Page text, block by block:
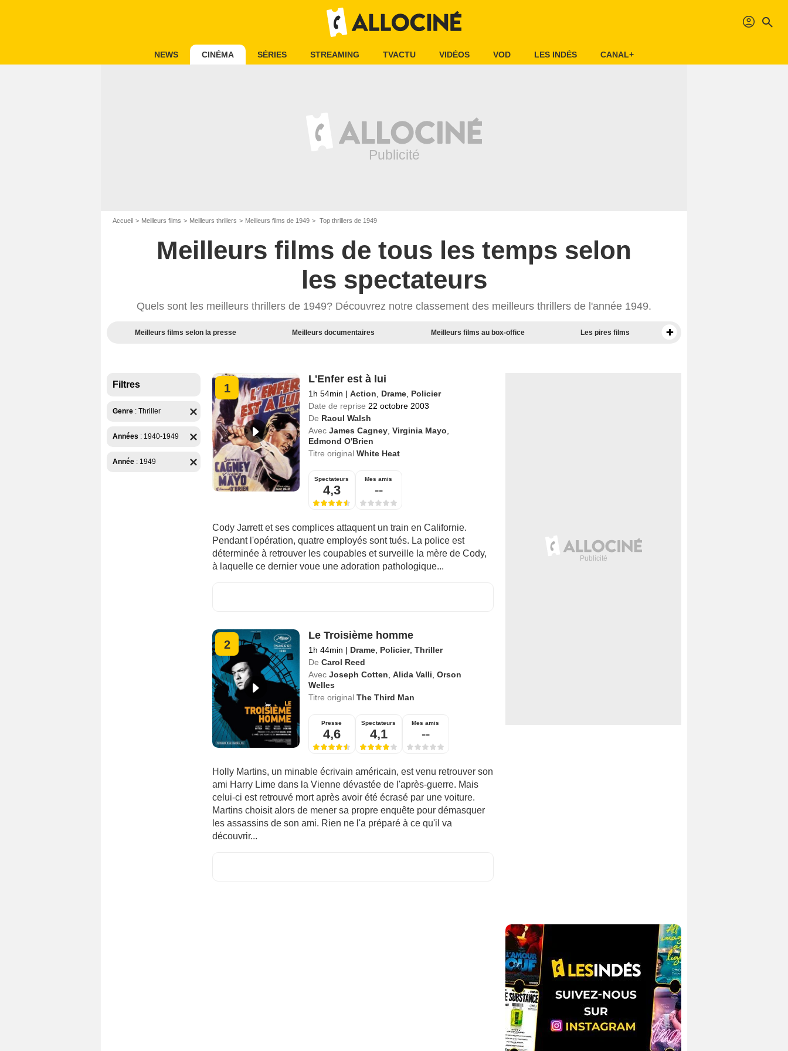
profil search
NEWS CINÉMA SÉRIES STREAMING TVACTU VIDÉOS VOD LES INDÉS CANAL+
Accueil Meilleurs films Meilleurs thrillers Meilleurs films de 1949 Top thrillers de 1949
Meilleurs films de tous les temps selon
les spectateurs
Quels sont les meilleurs thrillers de 1949? Découvrez notre classement des meilleurs thrillers de l'année 1949.
Meilleurs films selon la presse Meilleurs documentaires Meilleurs films au box-office Les pires films
Filtres
Genre : Thriller
Années : 1940-1949
Année : 1949
1
L'Enfer est à lui
1h 54min | Action Drame, Policier
Date de reprise 22 octobre 2003
De Raoul Walsh
Avec James Cagney, Virginia Mayo
Edmond O'Brien
Titre original White Heat
Spectateurs
4,3
Mes amis
--
Cody Jarrett et ses complices attaquent un train en Californie.
Pendant l'opération, quatre employés sont tués. La police est
déterminée à retrouver les coupables et surveille la mère de Cody,
à laquelle ce dernier voue une adoration pathologique...
2
Le Troisième homme
1h 44min | Drame, Policier, Thriller
De Carol Reed
Avec Joseph Cotten Alida Valli Orson
Welles
Titre original The Third Man
Presse
4,6
Spectateurs
4,1
Mes amis
--
Holly Martins, un minable écrivain américain, est venu retrouver son
ami Harry Lime dans la Vienne dévastée de l'après-guerre. Mais
celui-ci est retrouvé mort après avoir été écrasé par une voiture.
Martins choisit alors de mener sa propre enquête pour démasquer
les assassins de son ami. Rien ne l'a préparé à ce qu'il va
découvrir...